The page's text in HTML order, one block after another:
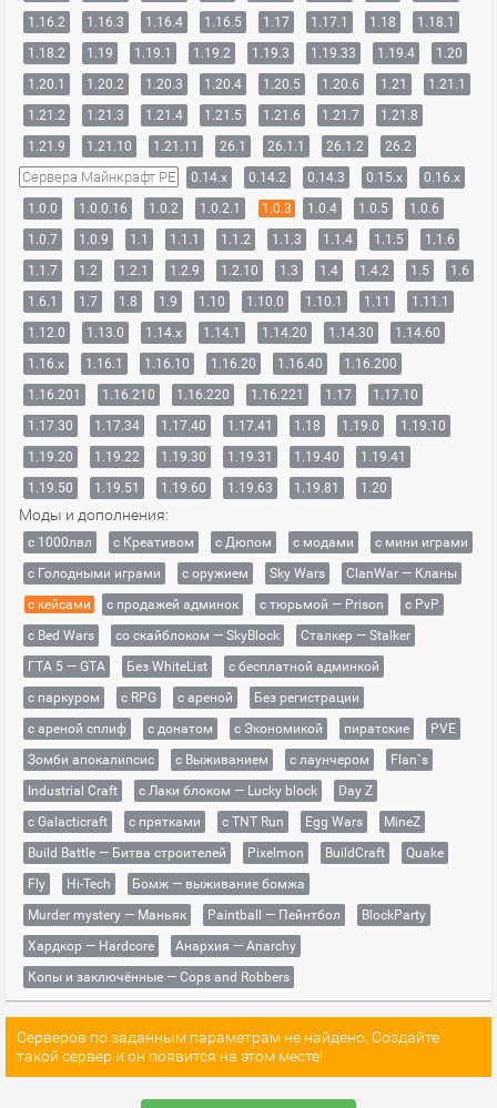
1.16.2
1.16.3 1.16.4 1.16.5 1.17 1.17.1 1.18
1.18.1
1.18.2
1.19 1.19.1 1.19.2 1.19.3 1.19.33 1.19.4
1.20
1.20.1
1.20.2 1.20.3 1.20.4 1.20.5 1.20.6 1.21
1.21.1
1.21.2
1.21.3 1.21.4 1.21.5 1.21.6 1.21.7
1.21.8
1.21.9
1.21.10 1.21.11 26.1 26.1.1 26.1.2 26.2
Сервера Майнкрафт PE 0.14.x 0.14.2 0.14.3 0.15.x
0.16.x
1.0.0
1.0.0.16 1.0.2 1.0.2.1 1.0.3 1.0.4 1.0.5
1.0.6
1.0.7
1.0.9 1.1 1.1.1 1.1.2 1.1.3 1.1.4 1.1.5
1.1.6
1.1.7
1.2 1.2.1 1.2.9 1.2.10 1.3 1.4 1.4.2 1.5
1.6
1.6.1
1.7 1.8 1.9 1.10 1.10.0 1.10.1 1.11
1.11.1
1.12.0
1.13.0 1.14.x 1.14.1 1.14.20 1.14.30
1.14.60
1.16.x
1.16.1 1.16.10 1.16.20 1.16.40
1.16.200
1.16.201
1.16.210 1.16.220 1.16.221 1.17
1.17.10
1.17.30
1.17.34 1.17.40 1.17.41 1.18 1.19.0
1.19.10
1.19.20
1.19.22 1.19.30 1.19.31 1.19.40
1.19.41
1.19.50
1.19.51 1.19.60 1.19.63 1.19.81 1.20
Моды и дополнения:
с 1000лвл c Креативом с Дюпом с модами
с мини играми
с Голодными играми
с оружием Sky Wars
ClanWar — Кланы
с кейсами
с продажей админок с тюрьмой — Prison
с PvP
с Bed Wars
со скайблоком — SkyBlock
Сталкер — Stalker
ГТА 5 — GTA
Без WhiteList
с бесплатной админкой
с паркуром
с RPG с ареной
Без регистрации
с ареной сплиф
с донатом с Экономикой пиратские
PVE
Зомби апокалипсис
с Выживанием с лаунчером
Flan`s
Industrial Craft
с Лаки блоком — Lucky block
Day Z
с Galacticraft
с прятками с TNT Run Egg Wars
MineZ
Build Battle — Битва строителей
Pixelmon BuildCraft
Quake
Fly
Hi-Tech
Бомж — выживание бомжа
Murder mystery — Маньяк
Paintball — Пейнтбол
BlockParty
Хардкор — Hardcore
Анархия — Anarchy
Копы и заключённые — Cops and Robbers
Серверов по заданным параметрам не найдено. Создайте
такой сервер и он появится на этом месте!